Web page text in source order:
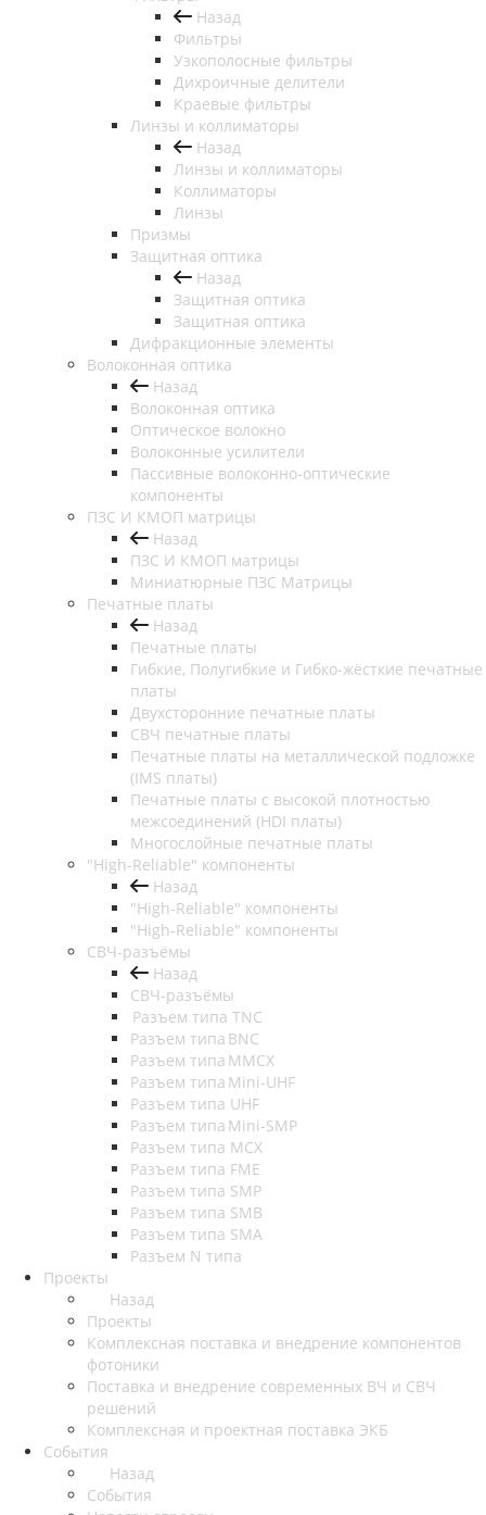
Назад
Фильтры
Узкополосные фильтры
Дихроичные делители
Краевые фильтры
Линзы и коллиматоры
Назад
Линзы и коллиматоры
Коллиматоры
Линзы
Призмы
Защитная оптика
Назад
Защитная оптика
Защитная оптика
Дифракционные элементы
Волоконная оптика
Назад
Волоконная оптика
Оптическое волокно
Волоконные усилители
Пассивные волоконно-оптические
компоненты
ПЗС И КМОП матрицы
Назад
ПЗС И КМОП матрицы
Миниатюрные ПЗС Матрицы
Печатные платы
Назад
Печатные платы
Гибкие, Полугибкие и Гибко-жёсткие печатные
платы
Двухсторонние печатные платы
СВЧ печатные платы
Печатные платы на металлической подложке
(IMS платы)
Печатные платы с высокой плотностью
межсоединений (HDI платы)
Многослойные печатные платы
"High-Reliable" компоненты
Назад
"High-Reliable" компоненты
"High-Reliable" компоненты
СВЧ-разъёмы
Назад
СВЧ-разъёмы
Разъем типа TNC
Разъем типа BNC
Разъем типа MMCX
Разъем типа Mini-UHF
Разъем типа UHF
Разъем типа Mini-SMP
Разъем типа MCX
Разъем типа FME
Разъем типа SMP
Разъем типа SMB
Разъем типа SMA
Разъем N типа
Проекты
Назад
Проекты
Комплексная поставка и внедрение компонентов
фотоники
Поставка и внедрение современных ВЧ и СВЧ
решений
Комплексная и проектная поставка ЭКБ
События
Назад
События